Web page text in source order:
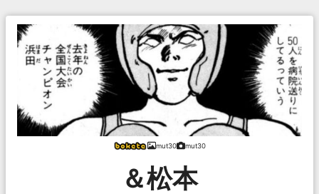
mut30 mut30
＆松本